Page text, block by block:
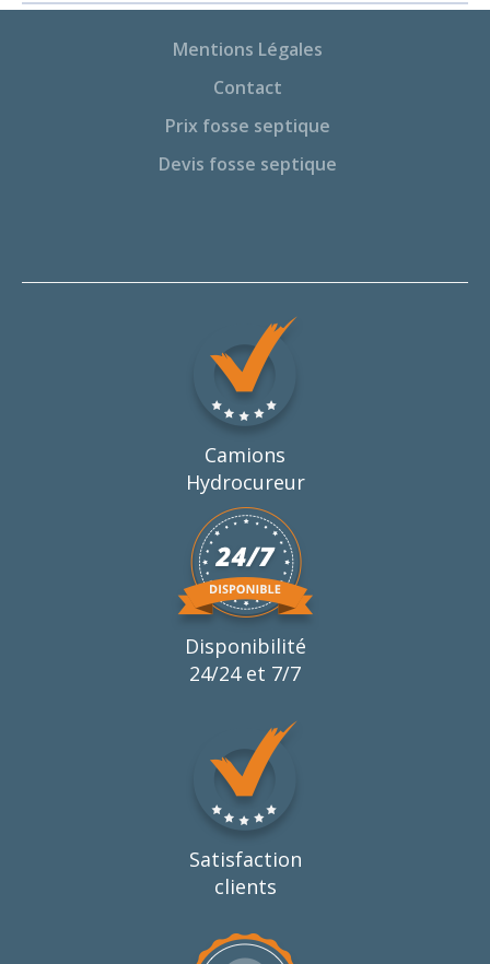
Mentions Légales
Contact
Prix fosse septique
Devis fosse septique
Camions
Hydrocureur
Disponibilité
24/24 et 7/7
Satisfaction
clients